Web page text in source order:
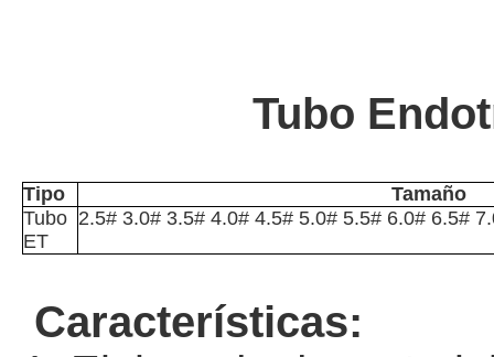
Tubo
Tipo
Tamaño
Tubo
ET
2.5# 3.0# 3.5# 4.0# 4.5# 5.0# 5.5# 6.0# 6.5#
Características: